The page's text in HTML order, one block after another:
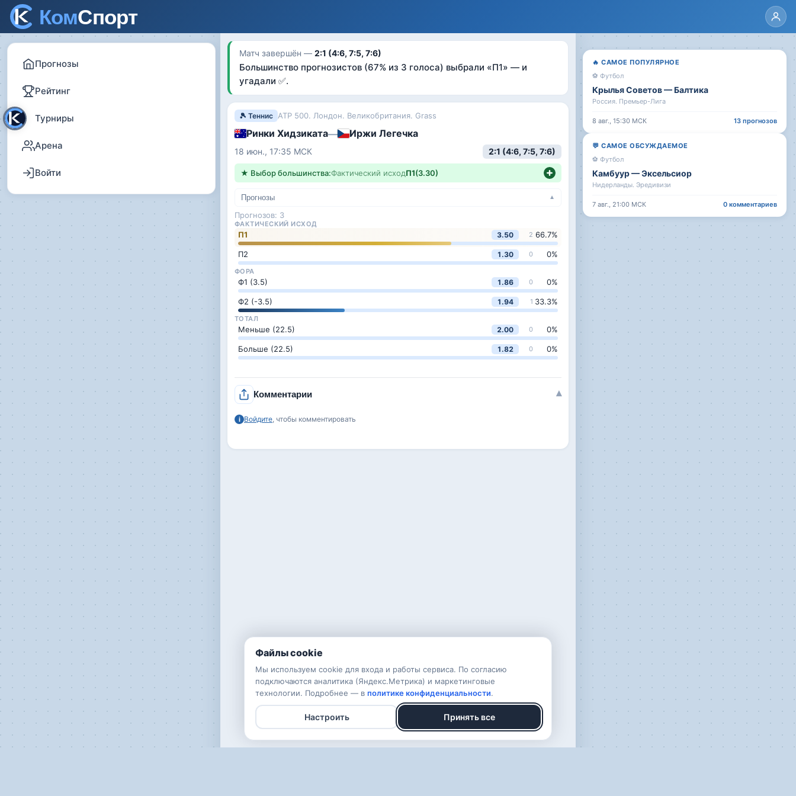
Файлы cookie
Мы используем cookie для входа и работы сервиса. По согласию
подключаются аналитика (Яндекс.Метрика) и маркетинговые
технологии. Подробнее — в политике конфиденциальности.
Настроить Принять все
Прогнозы
Рейтинг
Турниры
Арена
Войти
🔥 САМОЕ ПОПУЛЯРНОЕ
⚽ Футбол
Крылья Советов—Балтика
Россия. Премьер-Лига
8 авг., 15:30 МСК 13 прогнозов
💬 САМОЕ ОБСУЖДАЕМОЕ
⚽ Футбол
Камбуур—Эксельсиор
Нидерланды. Эредивизи
7 авг., 21:00 МСК 0 комментариев
Матч завершён — 2:1 (4:6, 7:5, 7:6)
Большинство прогнозистов (67% из 3 голоса) выбрали «П1» — и
угадали ✅.
🎾 Теннис ATP 500. Лондон. Великобритания. Grass
Ринки Хидзиката— Иржи Легечка
18 июн., 17:35 МСК 2:1 (4:6, 7:5, 7:6)
★ Выбор большинства:Фактический исходП1(3.30)
Прогнозы ▼
Прогнозов: 3
ФАКТИЧЕСКИЙ ИСХОД
П1 3.50 2 66.7%
П2 1.30 0 0%
ФОРА
Ф1 (3.5) 1.86 0 0%
Ф2 (-3.5) 1.94 1 33.3%
ТОТАЛ
Меньше (22.5) 2.00 0 0%
Больше (22.5) 1.82 0 0%
Комментарии ▾
i Войдите, чтобы комментировать